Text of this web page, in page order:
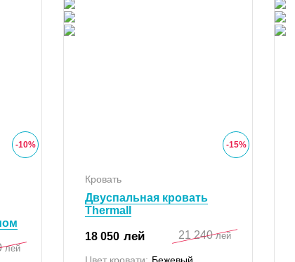
-10%
лей
-15%
Кровать
Двуспальная кровать
Thermall
18 050 лей 21 240 лей
Цвет кровати: Бежевый